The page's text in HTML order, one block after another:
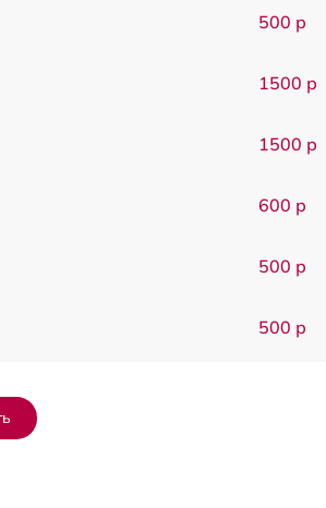
500 р
1500 р
1500 р
600 р
500 р
500 р